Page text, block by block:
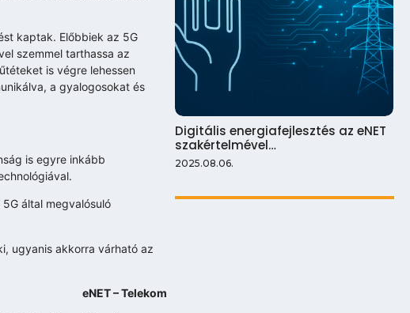
kaptak. Előbbiek az 5G
szemmel tarthassa az
is végre lehessen
a gyalogosokat és
is egyre inkább
által megvalósuló
ugyanis akkorra várható az
eNET – Telekom
Digitális energiafejlesztés az eNET
szakértelmével…
2025.08.06.